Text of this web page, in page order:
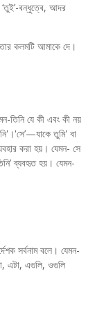
বন্ধুত্বে, আদর
কলমটি আমাকে দে।
তিনি যে কী এবং কী নয়
তুমি' বা
করা হয়। যেমন- সে
ব্যবহৃত হয়। যেমন-
সর্বনাম বলে। যেমন-
এটা, এগুলি, ওগুলি